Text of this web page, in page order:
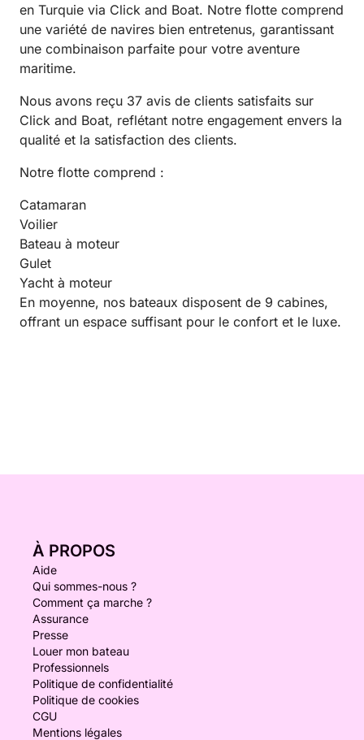
en Turquie via Click and Boat. Notre flotte comprend
une variété de navires bien entretenus, garantissant
une combinaison parfaite pour votre aventure
maritime.
Nous avons reçu 37 avis de clients satisfaits sur
Click and Boat, reflétant notre engagement envers la
qualité et la satisfaction des clients.
Notre flotte comprend :
Catamaran
Voilier
Bateau à moteur
Gulet
Yacht à moteur
En moyenne, nos bateaux disposent de 9 cabines,
offrant un espace suffisant pour le confort et le luxe.
À PROPOS
Aide
Qui sommes-nous ?
Comment ça marche ?
Assurance
Presse
Louer mon bateau
Professionnels
Politique de confidentialité
Politique de cookies
CGU
Mentions légales